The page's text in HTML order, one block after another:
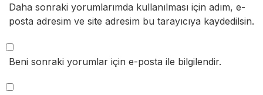
Daha sonraki yorumlarımda kullanılması için adım, e-
posta adresim ve site adresim bu tarayıcıya kaydedilsin.
Beni sonraki yorumlar için e-posta ile bilgilendir.